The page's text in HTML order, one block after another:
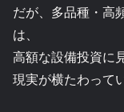
だが、多品種・高
は、
高額な設備投資に
現実が横たわって